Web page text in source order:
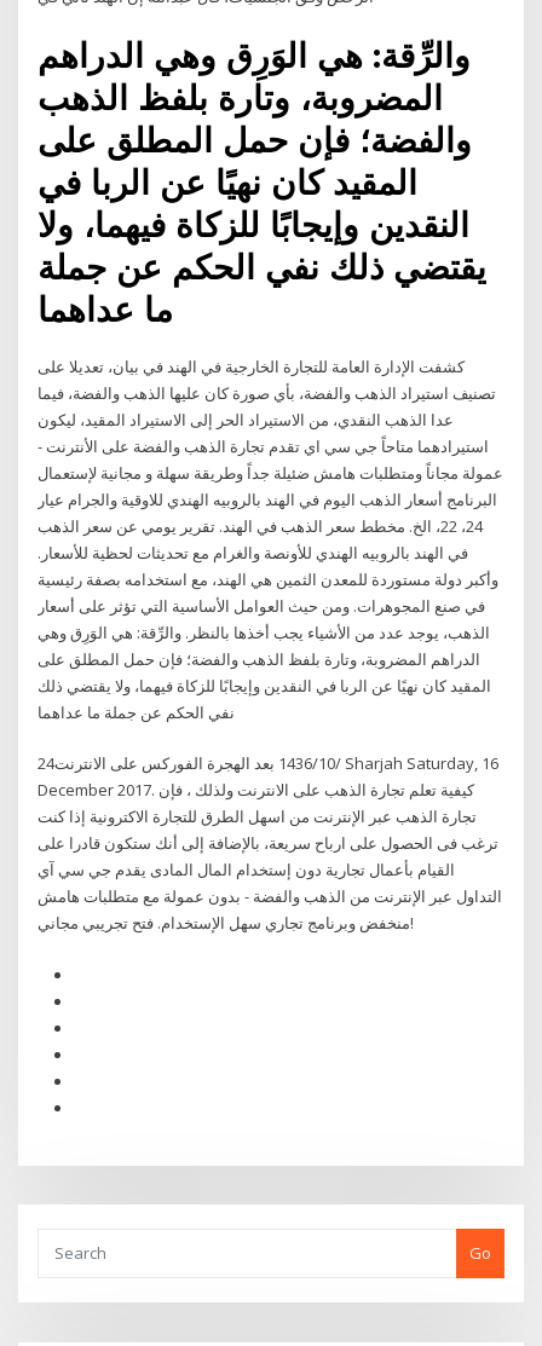
والرِّقة: هي الوَرِق وهي الدراهم
المضروبة، وتارة بلفظ الذهب
والفضة؛ فإن حمل المطلق على
المقيد كان نهيًا عن الربا في
النقدين وإيجابًا للزكاة فيهما، ولا
يقتضي ذلك نفي الحكم عن جملة
ما عداهما
كشفت الإدارة العامة للتجارة الخارجية في الهند في بيان، تعديلا على
تصنيف استيراد الذهب والفضة، بأي صورة كان عليها الذهب والفضة، فيما
عدا الذهب النقدي، من الاستيراد الحر إلى الاستيراد المقيد، ليكون
استيرادهما متاحاً جي سي اي تقدم تجارة الذهب والفضة على الأنترنت -
عمولة مجاناً ومتطلبات هامش ضئيلة جداً وطريقة سهلة و مجانية لإستعمال
البرنامج أسعار الذهب اليوم في الهند بالروبيه الهندي للاوقية والجرام عيار
24، 22، الخ. مخطط سعر الذهب في الهند. تقرير يومي عن سعر الذهب
في الهند بالروبيه الهندي للأونصة والغرام مع تحديثات لحظية للأسعار.
وأكبر دولة مستوردة للمعدن الثمين هي الهند، مع استخدامه بصفة رئيسية
في صنع المجوهرات. ومن حيث العوامل الأساسية التي تؤثر على أسعار
الذهب، يوجد عدد من الأشياء يجب أخذها بالنظر. والرِّقة: هي الوَرِق وهي
الدراهم المضروبة، وتارة بلفظ الذهب والفضة؛ فإن حمل المطلق على
المقيد كان نهيًا عن الربا في النقدين وإيجابًا للزكاة فيهما، ولا يقتضي ذلك
نفي الحكم عن جملة ما عداهما
24‏‏/10‏‏/1436 بعد الهجرة الفوركس على الانترنت Sharjah Saturday, 16
December 2017. كيفية تعلم تجارة الذهب على الانترنت ولذلك ، فإن
تجارة الذهب عبر الإنترنت من اسهل الطرق للتجارة الاكترونية إذا كنت
ترغب فى الحصول على ارباح سريعة، بالإضافة إلى أنك ستكون قادرا على
القيام بأعمال تجارية دون إستخدام المال المادى يقدم جي سي آي
التداول عبر الإنترنت من الذهب والفضة - بدون عمولة مع متطلبات هامش
منخفض وبرنامج تجاري سهل الإستخدام. فتح تجريبي مجاني!
Go